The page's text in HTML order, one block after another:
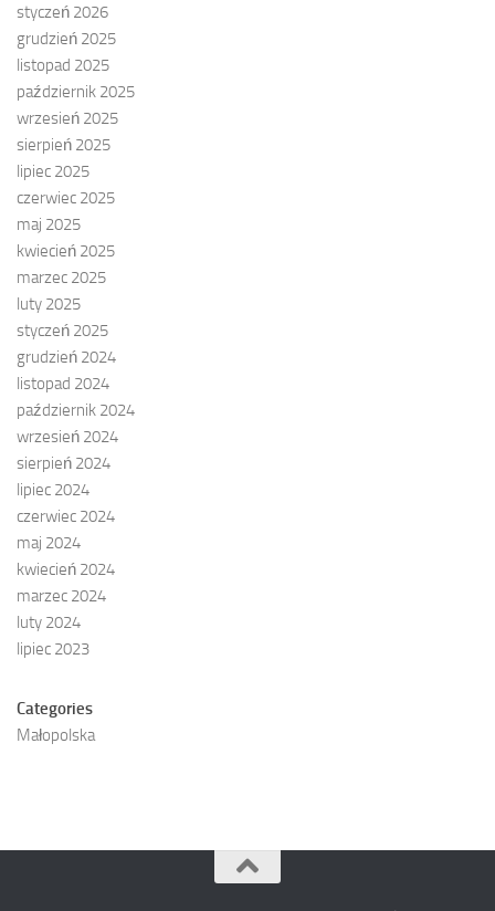
styczeń 2026
grudzień 2025
listopad 2025
październik 2025
wrzesień 2025
sierpień 2025
lipiec 2025
czerwiec 2025
maj 2025
kwiecień 2025
marzec 2025
luty 2025
styczeń 2025
grudzień 2024
listopad 2024
październik 2024
wrzesień 2024
sierpień 2024
lipiec 2024
czerwiec 2024
maj 2024
kwiecień 2024
marzec 2024
luty 2024
lipiec 2023
Categories
Małopolska